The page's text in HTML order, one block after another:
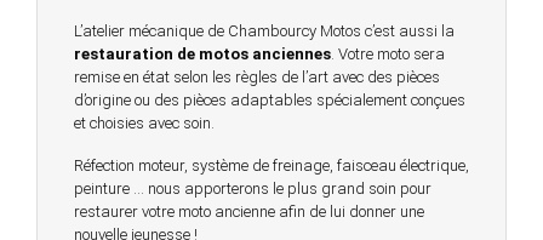
L’atelier mécanique de Chambourcy Motos c’est aussi la
restauration de motos anciennes . Votre moto sera
remise en état selon les règles de l’art avec des pièces
d’origine ou des pièces adaptables spécialement conçues
et choisies avec soin.
Réfection moteur, système de freinage, faisceau électrique,
peinture … nous apporterons le plus grand soin pour
restaurer votre moto ancienne afin de lui donner une
nouvelle jeunesse !